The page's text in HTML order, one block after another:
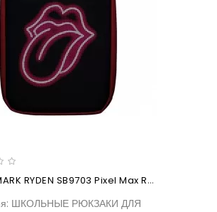
Рюкзак MARK RYDEN SB9703 Pixel Max Red
ШКОЛЬНЫЕ РЮКЗАКИ ДЛЯ